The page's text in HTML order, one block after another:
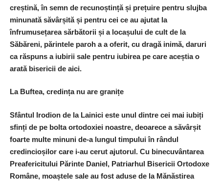
creștină, în semn de recunoștință și prețuire pentru slujba
minunată săvârșită și pentru cei ce au ajutat la
înfrumusețarea sărbătorii și a locașului de cult de la
Săbăreni, părintele paroh a a oferit, cu dragă inimă, daruri
ca răspuns a iubirii sale pentru iubirea pe care aceștia o
arată bisericii de aici.
La Buftea, credința nu are granițe
Sfântul Irodion de la Lainici este unul dintre cei mai iubiți
sfinți de pe bolta ortodoxiei noastre, deoarece a săvârșit
foarte multe minuni de-a lungul timpului în rândul
credincioșilor care ­i-au cerut ajutorul. Cu binecuvântarea
Preafericitului Părinte Daniel, Patriarhul Bisericii Ortodoxe
Române, moaștele sale au fost aduse de la Mănăstirea